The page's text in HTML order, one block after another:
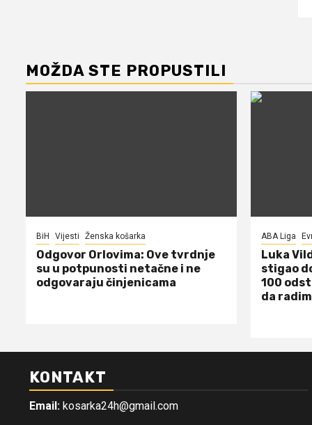
MOŽDA STE PROPUSTILI
BiH Vijesti Ženska košarka
Odgovor Orlovima: ​Ove tvrdnje
su u potpunosti netačne i ne
odgovaraju činjenicama
ABA Liga
Luka
stigao
100
da
KONTAKT
Email: kosarka24h@gmail.com